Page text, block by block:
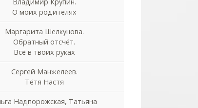
О моих родителях
Маргарита Шелкунова.
Обратный отсчёт.
Всё в твоих руках
Сергей Манжелеев.
Тётя Настя
Надпорожская, Татьяна